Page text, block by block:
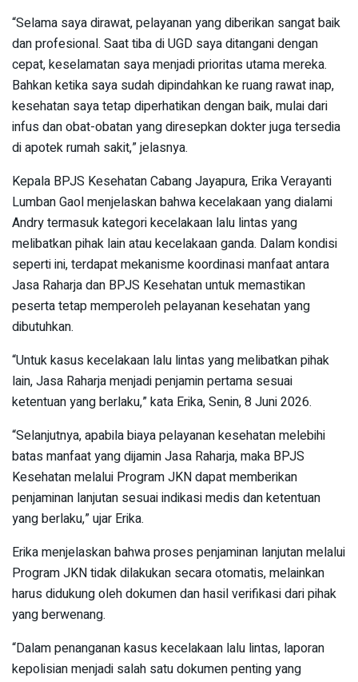
“Selama saya dirawat, pelayanan yang diberikan sangat baik
dan profesional. Saat tiba di UGD saya ditangani dengan
cepat, keselamatan saya menjadi prioritas utama mereka.
Bahkan ketika saya sudah dipindahkan ke ruang rawat inap,
kesehatan saya tetap diperhatikan dengan baik, mulai dari
infus dan obat-obatan yang diresepkan dokter juga tersedia
di apotek rumah sakit,” jelasnya.
Kepala BPJS Kesehatan Cabang Jayapura, Erika Verayanti
Lumban Gaol menjelaskan bahwa kecelakaan yang dialami
Andry termasuk kategori kecelakaan lalu lintas yang
melibatkan pihak lain atau kecelakaan ganda. Dalam kondisi
seperti ini, terdapat mekanisme koordinasi manfaat antara
Jasa Raharja dan BPJS Kesehatan untuk memastikan
peserta tetap memperoleh pelayanan kesehatan yang
dibutuhkan.
“Untuk kasus kecelakaan lalu lintas yang melibatkan pihak
lain, Jasa Raharja menjadi penjamin pertama sesuai
ketentuan yang berlaku,” kata Erika, Senin, 8 Juni 2026.
“Selanjutnya, apabila biaya pelayanan kesehatan melebihi
batas manfaat yang dijamin Jasa Raharja, maka BPJS
Kesehatan melalui Program JKN dapat memberikan
penjaminan lanjutan sesuai indikasi medis dan ketentuan
yang berlaku,” ujar Erika.
Erika menjelaskan bahwa proses penjaminan lanjutan melalui
Program JKN tidak dilakukan secara otomatis, melainkan
harus didukung oleh dokumen dan hasil verifikasi dari pihak
yang berwenang.
“Dalam penanganan kasus kecelakaan lalu lintas, laporan
kepolisian menjadi salah satu dokumen penting yang